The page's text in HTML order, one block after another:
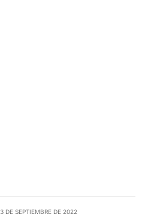
DE SEPTIEMBRE DE 2022